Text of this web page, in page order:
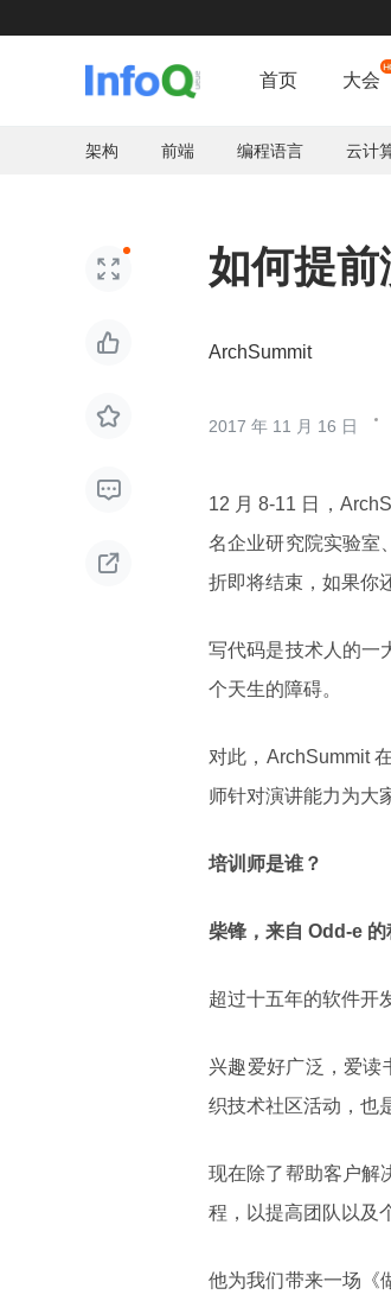
首页 大会
架构 前端 编程语言 云计





如何提
ArchSummit
2017 年 11 月 16 日
12 月 8-11 日，
名企业研究院实验室
折即将结束，如果你
写代码是技术人的一
个天生的障碍。
对此，ArchSummit
师针对演讲能力为大
培训师是谁？
柴锋，来自 Odd-e 的
超过十五年的软件开
兴趣爱好广泛，爱读
织技术社区活动，也
现在除了帮助客户解
程，以提高团队以及
他为我们带来一场《